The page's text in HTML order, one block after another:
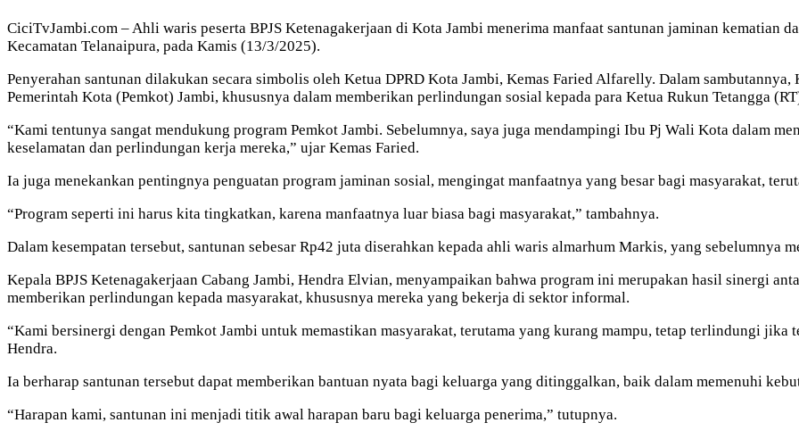
CiciTvJambi.com – Ahli waris peserta BPJS Ketenagakerjaan di Kota Jambi menerima manfaat santunan jaminan kematian
Kecamatan Telanaipura, pada Kamis (13/3/2025).
Penyerahan santunan dilakukan secara simbolis oleh Ketua DPRD Kota Jambi, Kemas Faried Alfarelly. Dalam
Pemerintah Kota (Pemkot) Jambi, khususnya dalam memberikan perlindungan sosial kepada para Ketua Rukun Tetangga
“Kami tentunya sangat mendukung program Pemkot Jambi. Sebelumnya, saya juga mendampingi Ibu Pj Wali Kota dalam
keselamatan dan perlindungan kerja mereka,” ujar Kemas Faried.
Ia juga menekankan pentingnya penguatan program jaminan sosial, mengingat manfaatnya yang besar bagi masyarakat,
“Program seperti ini harus kita tingkatkan, karena manfaatnya luar biasa bagi masyarakat,” tambahnya.
Dalam kesempatan tersebut, santunan sebesar Rp42 juta diserahkan kepada ahli waris almarhum Markis, yang sebelumnya
Kepala BPJS Ketenagakerjaan Cabang Jambi, Hendra Elvian, menyampaikan bahwa program ini merupakan hasil sinergi
memberikan perlindungan kepada masyarakat, khususnya mereka yang bekerja di sektor informal.
“Kami bersinergi dengan Pemkot Jambi untuk memastikan masyarakat, terutama yang kurang mampu, tetap terlindungi
Hendra.
Ia berharap santunan tersebut dapat memberikan bantuan nyata bagi keluarga yang ditinggalkan, baik dalam memenuhi
“Harapan kami, santunan ini menjadi titik awal harapan baru bagi keluarga penerima,” tutupnya.